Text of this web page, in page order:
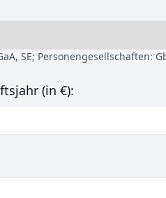
SE; Personengesellschaften:
(in €):